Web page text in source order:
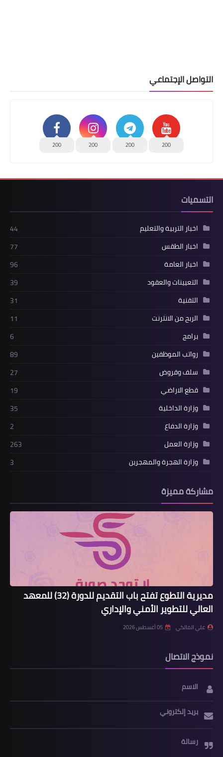
التواصل الإجتماعي
200
200
200
200
التسميات
اخبار التربية والتعليم
44
اخبار الطقس
77
اخبار العامة
96
التعيينات والعقود
39
التقنية
31
الربح من الانترنت
11
برامج
6
رواتب الموظفين
89
سلف وقروض
27
قطع الاراضي
19
وزارة الداخلية
35
وزارة الدفاع
2
وزارة العمل
263
وزارة الهجرة والمهجرين
3
مشاركة مميزة
مديرية التطوع تفتح باب التقديم للدورة (32) للمعهد
العالي للتطوير الأمني والإداري
علي المالكي 05 أغسطس 2026
نموذج الاتصال
الاسم
بريد إلكتروني
رسالة